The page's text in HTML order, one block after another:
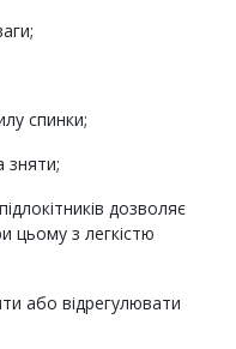
спинки;
зняти;
дозволяє
цьому з легкістю
або відрегулювати